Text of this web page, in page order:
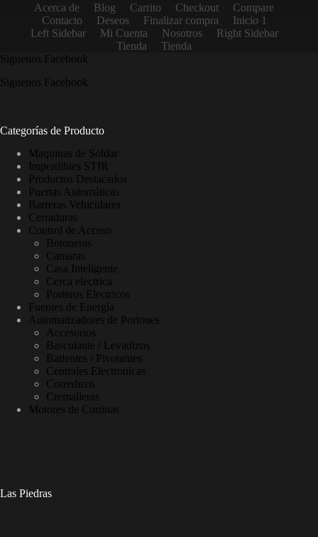
Acerca de Blog Carrito Checkout
Compare
Contacto
Deseos Finalizar compra
Inicio 1
Left Sidebar
Mi Cuenta Nosotros
Right Sidebar
Tienda
Tienda
Siguenos Facebook
Siguenos Facebook
Categorías de Producto
Maquinas de Soldar
Imperdibles STIR
Productos Destacados
Puertas Automáticas
Barreras Vehiculares
Cerraduras
Control de Acceso
Botoneras
Camaras
Casa Inteligente
Cerca electrica
Porteros Electricos
Fuentes de Energía
Automatizadores de Portones
Accesorios
Basculante / Levadizos
Batientes / Pivotantes
Centrales Electronicas
Corredizos
Cremalleras
Motores de Cortinas
Las Piedras